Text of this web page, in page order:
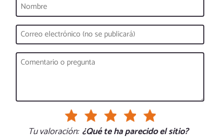
Tu valoración: ¿Qué te ha parecido el sitio?